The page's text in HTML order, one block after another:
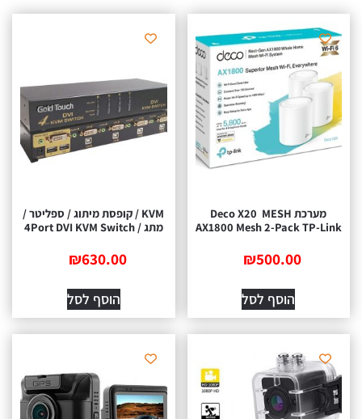
מערכת MESH ‏ Deco X20
AX1800 Mesh 2-Pack TP-Link
₪500.00
הוסף לסל
KVM / קופסת מיתוג / ספליטר /
מתג / 4Port DVI KVM Switch
₪630.00
הוסף לסל